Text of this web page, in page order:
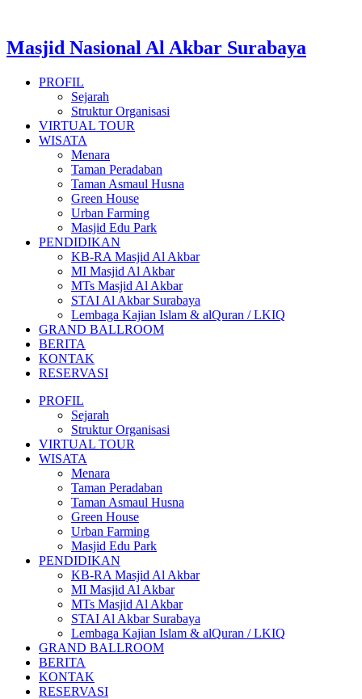
konten
Masjid Nasional Al Akbar Surabaya
PROFIL
Sejarah
Struktur Organisasi
VIRTUAL TOUR
WISATA
Menara
Taman Peradaban
Taman Asmaul Husna
Green House
Urban Farming
Masjid Edu Park
PENDIDIKAN
KB-RA Masjid Al Akbar
MI Masjid Al Akbar
MTs Masjid Al Akbar
STAI Al Akbar Surabaya
Lembaga Kajian Islam & alQuran / LKIQ
GRAND BALLROOM
BERITA
KONTAK
RESERVASI
PROFIL
Sejarah
Struktur Organisasi
VIRTUAL TOUR
WISATA
Menara
Taman Peradaban
Taman Asmaul Husna
Green House
Urban Farming
Masjid Edu Park
PENDIDIKAN
KB-RA Masjid Al Akbar
MI Masjid Al Akbar
MTs Masjid Al Akbar
STAI Al Akbar Surabaya
Lembaga Kajian Islam & alQuran / LKIQ
GRAND BALLROOM
BERITA
KONTAK
RESERVASI